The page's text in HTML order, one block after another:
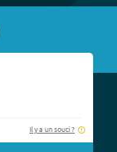
Il y a un souci ?